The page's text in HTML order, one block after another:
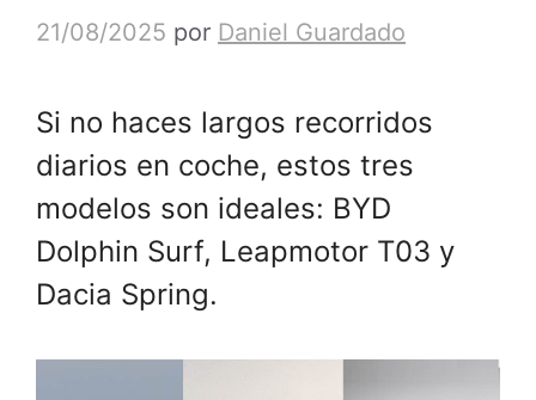
21/08/2025 por Daniel Guardado
Si no haces largos recorridos
diarios en coche, estos tres
modelos son ideales: BYD
Dolphin Surf, Leapmotor T03 y
Dacia Spring.